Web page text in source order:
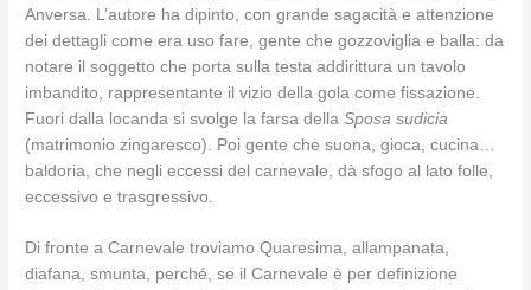
Anversa. L’autore ha dipinto, con grande sagacità e attenzione
dei dettagli come era uso fare, gente che gozzoviglia e balla: da
notare il soggetto che porta sulla testa addirittura un tavolo
imbandito, rappresentante il vizio della gola come fissazione.
Fuori dalla locanda si svolge la farsa dellaSposa sudicia
(matrimonio zingaresco). Poi gente che suona, gioca, cucina…
baldoria, che negli eccessi del carnevale, dà sfogo al lato folle,
eccessivo e trasgressivo.
Di fronte a Carnevale troviamo Quaresima, allampanata,
diafana, smunta, perché, se il Carnevale è per definizione